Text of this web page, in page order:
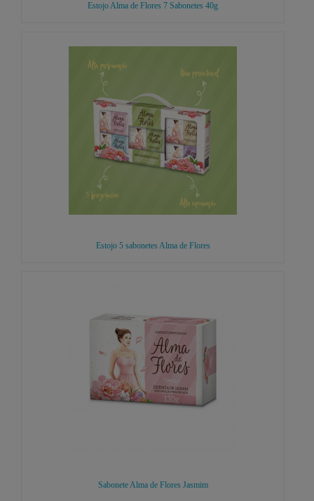
Estojo Alma de Flores 7 Sabonetes 40g
Estojo 5 sabonetes Alma de Flores
Sabonete Alma de Flores Jasmim